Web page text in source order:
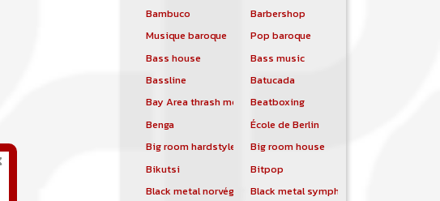
Bambuco
Barbershop
Musique baroque
Pop baroque
Bass house
Bass music
Bassline
Batucada
Bay Area thrash metal Beatboxing
Benga
École de Berlin
Big room hardstyle
Big room house
Bikutsi
Bitpop
Black metal norvégien
Black metal symphonique